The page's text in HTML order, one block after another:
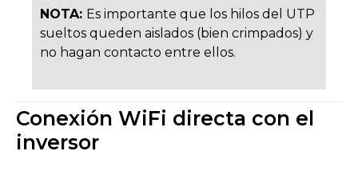
NOTA: Es importante que los hilos del UTP
sueltos queden aislados (bien crimpados) y
no hagan contacto entre ellos.
Conexión WiFi directa con el
inversor